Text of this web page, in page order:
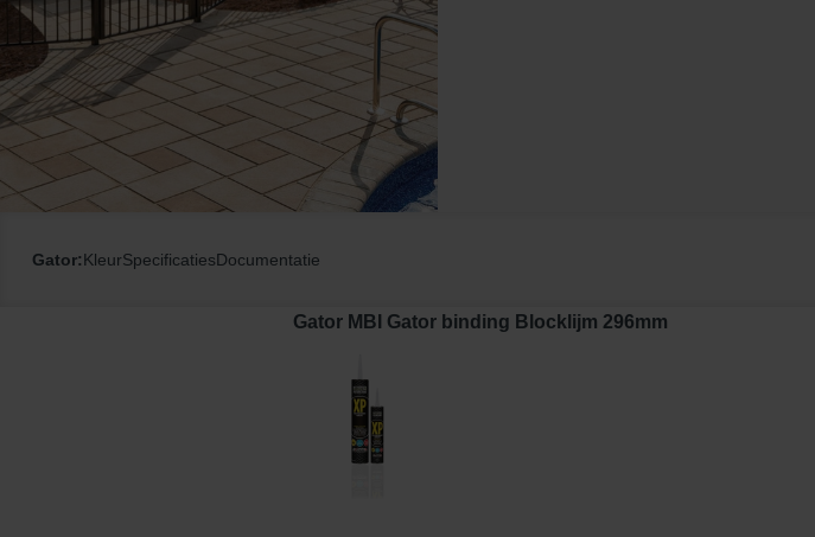
Gator:KleurSpecificatiesDocumentatie
Gator MBI Gator binding Blocklijm 296mm